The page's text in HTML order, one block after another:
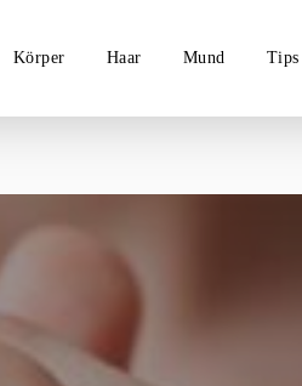
Körper Haar Mund Tips